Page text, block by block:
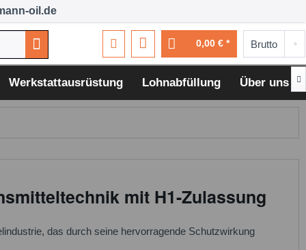
oil.de
0,00 € *
Werkstattausrüstung Lohnabfüllung Über uns 
mit H1-Zulassung
das durch seine hervorragende Schutzwirkung